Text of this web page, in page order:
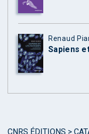
Renaud
Sapiens
CNRS ÉDITIONS >